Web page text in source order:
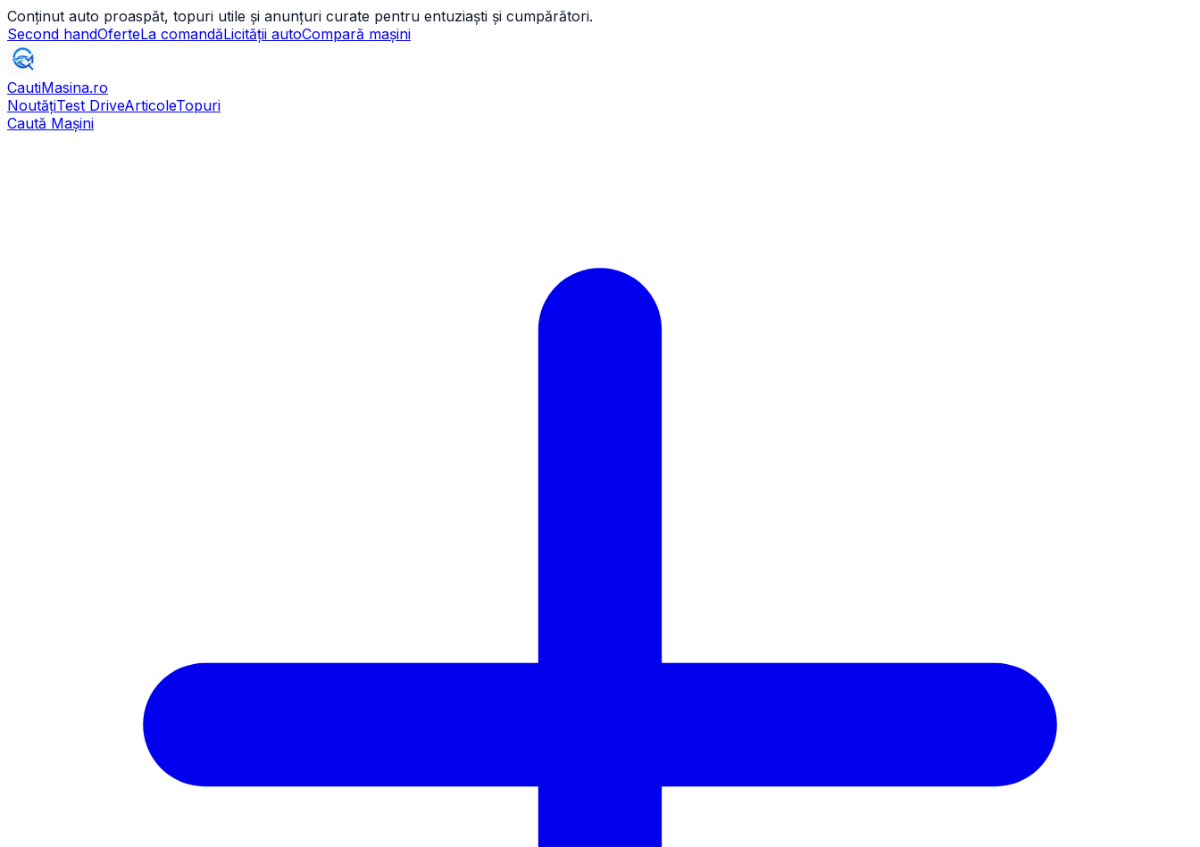
Conținut auto proaspăt, topuri utile și anunțuri curate pentru entuziaști și cumpărători.
Second handOferteLa comandăLicității autoCompară mașini
CautiMasina.ro
NoutățiTest DriveArticoleTopuri
Caută Mașini